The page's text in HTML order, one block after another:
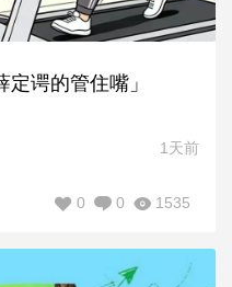
谔的管住嘴」
1天前
1535
0
0